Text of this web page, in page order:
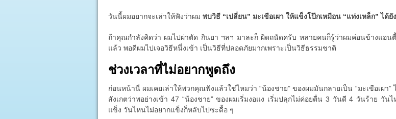
วันนี้ผมอยากจะเล่าให้ฟังว่าผม พบวิธี “เปลี่ยน” มะเขือเผา ให้แข็งโป๊กเหมือน “แท่งเหล็ก” ได้ยั
ถ้าคุณกำลังคิดว่า ผมไปผ่าตัด กินยา ฯลฯ มาละก็ ผิดถนัดครับ หลายคนก็รู้ว่าผมค่อนข้างแอนตี้
แล้ว พอดีผมไปเจอวิธีหนึ่งเข้า เป็นวิธีที่ปลอดภัยมากเพราะเป็นวิธีธรรมชาติ
ช่วงเวลาที่ไม่อยากพูดถึง
ก่อนหน้านี่ ผมเคยเล่าให้พวกคุณฟังแล้วใช่ไหมว่า “น้องชาย” ของผมมันกลายเป็น “มะเขือเผา”
สังเกตว่าพอย่างเข้า 47 “น้องชาย” ของผมเริ่มงอแง เริ่มปลุกไม่ค่อยตื่น 3 วันดี 4 วันร้าย วัน
แข็ง วันไหนไม่อยากแข็งก็หลับไปซะดื้อ ๆ